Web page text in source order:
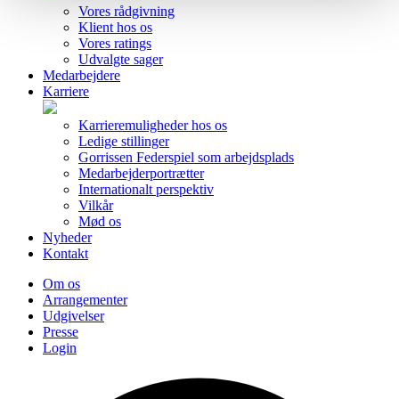
Vores rådgivning
Klient hos os
Vores ratings
Udvalgte sager
Medarbejdere
Karriere
Karrieremuligheder hos os
Ledige stillinger
Gorrissen Federspiel som arbejdsplads
Medarbejderportrætter
Internationalt perspektiv
Vilkår
Mød os
Nyheder
Kontakt
Om os
Arrangementer
Udgivelser
Presse
Login